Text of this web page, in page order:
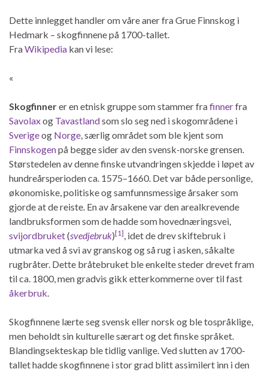
Dette innlegget handler om våre aner fra Grue Finnskog i
Hedmark – skogfinnene på 1700-tallet.
FraWikipedia kan vi lese:
«
Skogfinnerer en etnisk gruppe som stammer frafinnerfra
Savolaxog Tavastlandsom slo seg ned i skogområdene i
Sverigeog Norge, særlig området som ble kjent som
Finnskogenpå begge sider av den svensk-norske grensen.
Størstedelen av denne finske utvandringen skjedde i løpet av
hundreårsperioden ca. 1575–1660. Det var både personlige,
økonomiske, politiske og samfunnsmessige årsaker som
gjorde at de reiste. En av årsakene var den arealkrevende
landbruksformen som de hadde som hovednæringsvei,
svijordbruket(svedjebruk)[1], idet de drev skiftebruk i
utmarka ved å svi av granskog og så rug i asken, såkalte
rugbråter. Dette bråtebruket ble enkelte steder drevet fram
til ca. 1800, men gradvis gikk etterkommerne over til fast
åkerbruk.
Skogfinnene lærte seg svensk eller norsk og ble tospråklige,
men beholdt sin kulturelle særart og det finske språket.
Blandingsekteskap ble tidlig vanlige. Ved slutten av 1700-
tallet hadde skogfinnene i stor grad blitt assimilert inn i den